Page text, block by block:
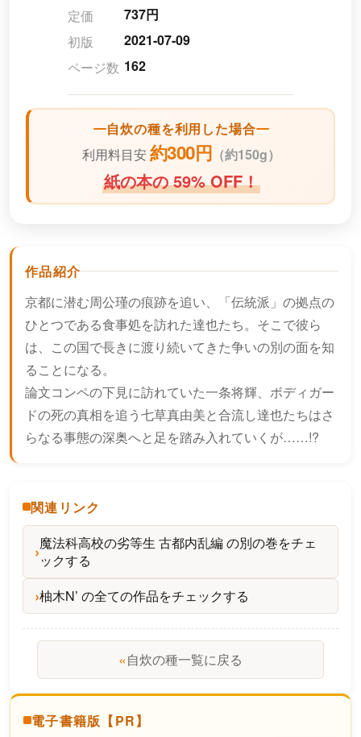
定価
737円
初版
2021-07-09
ページ数 162
自炊の種を利用した場合
利用料目安 約300円 （約150g）
紙の本の 59% OFF！
作品紹介
京都に潜む周公瑾の痕跡を追い、「伝統派」の拠点の
ひとつである食事処を訪れた達也たち。そこで彼ら
は、この国で長きに渡り続いてきた争いの別の面を知
ることになる。
論文コンペの下見に訪れていた一条将輝、ボディガー
ドの死の真相を追う七草真由美と合流し達也たちはさ
らなる事態の深奥へと足を踏み入れていくが……!?
関連リンク
魔法科高校の劣等生 古都内乱編 の別の巻をチェ
ックする
柚木N’ の全ての作品をチェックする
«自炊の種一覧に戻る
電子書籍版【PR】